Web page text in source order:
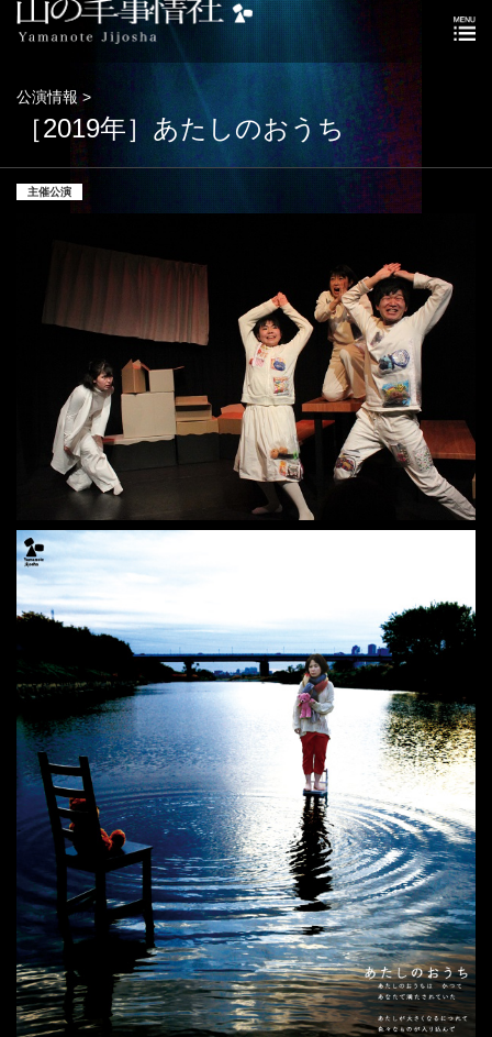
公演情報 >
［2019年］あたしのおうち
主催公演